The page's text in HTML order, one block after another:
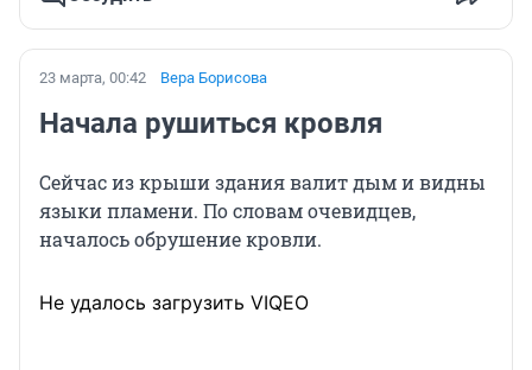
23 марта, 00:42 Вера Борисова
Начала рушиться кровля
Сейчас из крыши здания валит дым и видны
языки пламени. По словам очевидцев,
началось обрушение кровли.
Не удалось загрузить VIQEO